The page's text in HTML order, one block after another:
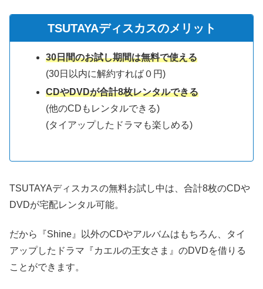
TSUTAYAディスカスのメリット
30日間のお試し期間は無料で使える
(30日以内に解約すれば０円)
CDやDVDが合計8枚レンタルできる
(他のCDもレンタルできる)
(タイアップしたドラマも楽しめる)
TSUTAYAディスカスの無料お試し中は、合計8枚のCDや
DVDが宅配レンタル可能。
だから『Shine』以外のCDやアルバムはもちろん、タイ
アップしたドラマ『カエルの王女さま』のDVDを借りる
ことができます。